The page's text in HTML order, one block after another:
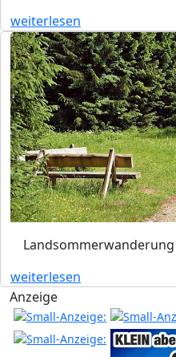
weiterlesen
weiterlesen
Anzeige